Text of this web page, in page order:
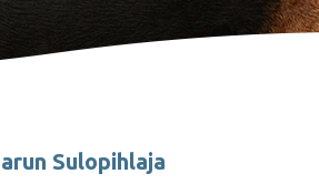
Sulopihlaja